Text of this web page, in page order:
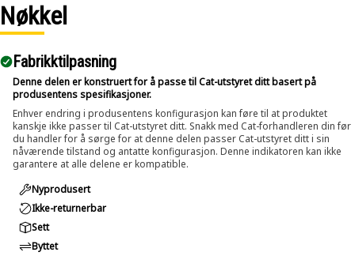
Nøkkel
Fabrikktilpasning
Denne delen er konstruert for å passe til Cat-utstyret ditt basert på
produsentens spesifikasjoner.
Enhver endring i produsentens konfigurasjon kan føre til at produktet
kanskje ikke passer til Cat-utstyret ditt. Snakk med Cat-forhandleren din før
du handler for å sørge for at denne delen passer Cat-utstyret ditt i sin
nåværende tilstand og antatte konfigurasjon. Denne indikatoren kan ikke
garantere at alle delene er kompatible.
Nyprodusert
Ikke-returnerbar
Sett
Byttet